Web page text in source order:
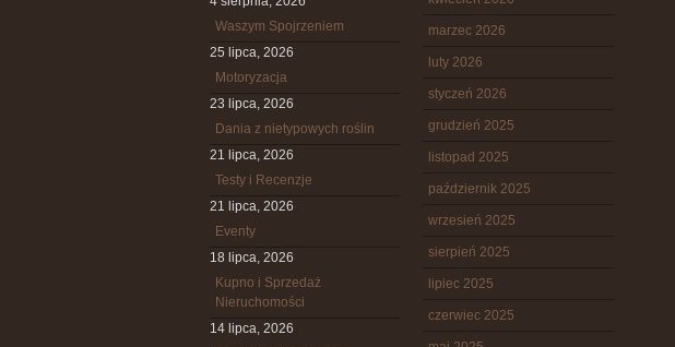
Waszym Spojrzeniem
25 lipca, 2026
Motoryzacja
23 lipca, 2026
Dania z nietypowych roślin
21 lipca, 2026
Testy i Recenzje
21 lipca, 2026
Eventy
18 lipca, 2026
Kupno i Sprzedaż
Nieruchomości
14 lipca, 2026
marzec 2026
luty 2026
styczeń 2026
grudzień 2025
listopad 2025
październik 2025
wrzesień 2025
sierpień 2025
lipiec 2025
czerwiec 2025